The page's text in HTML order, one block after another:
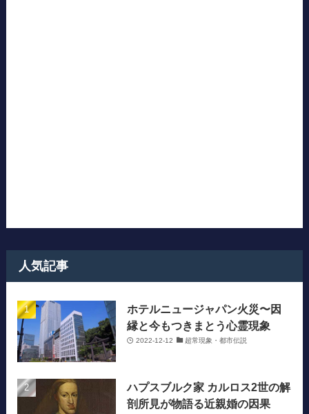
人気記事
ホテルニュージャパン火災〜因
縁と今もつきまとう心霊現象
2022-12-12 超常現象・都市伝説
ハプスブルク家 カルロス2世の解
剖所見が物語る近親婚の因果